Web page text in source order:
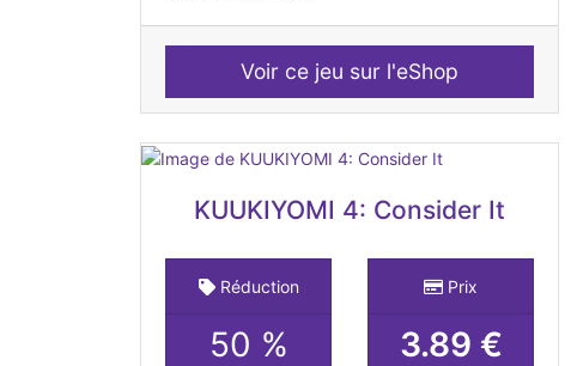
Voir ce jeu sur l'eShop
KUUKIYOMI 4: Consider It
Réduction
50 %
Prix
3.89 €